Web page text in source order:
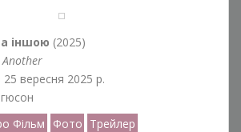
іншою (2025)
25 вересня 2025 р.
Фільм
Фото Трейлер